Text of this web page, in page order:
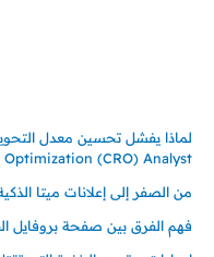
Optimization (CRO) Analyst
من الصفر إلى إعلانات ميتا
فهم الفرق بين صفحة بروفايل